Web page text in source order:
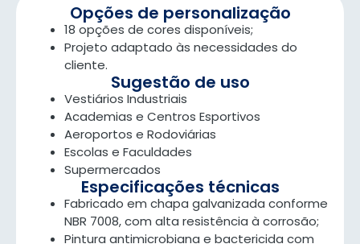
Opções de personalização
18 opções de cores disponíveis;
Projeto adaptado às necessidades do
cliente.
Sugestão de uso
Vestiários Industriais
Academias e Centros Esportivos
Aeroportos e Rodoviárias
Escolas e Faculdades
Supermercados
Especificações técnicas
Fabricado em chapa galvanizada conforme
NBR 7008, com alta resistência à corrosão;
Pintura antimicrobiana e bactericida com